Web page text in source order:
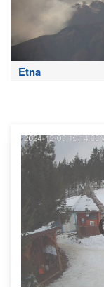
Etna